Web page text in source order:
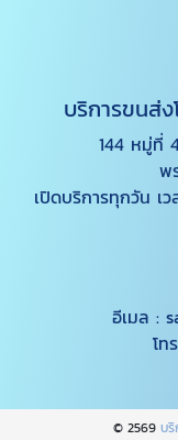
บริการขนส่
144 หมู่ที่
พ
เปิดบริการทุกวัน เ
อีเมล :
โท
© 2569 บ